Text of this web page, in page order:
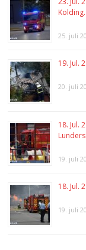
Kolding.
25. juli
19. Jul.
20. juli
18. Jul.
19. juli
18. Jul.
19. juli